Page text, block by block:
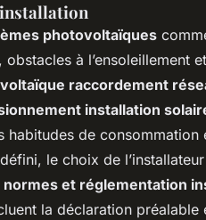
photovoltaïques
à l’ensoleillement
raccordement
installation
habitudes de consommation
le choix de
normes et réglementation
la déclaration préalable